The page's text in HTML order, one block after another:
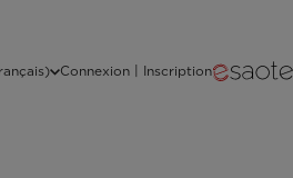
Connexion | Inscription